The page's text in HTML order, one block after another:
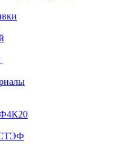
Ф4К20
СТЭФ